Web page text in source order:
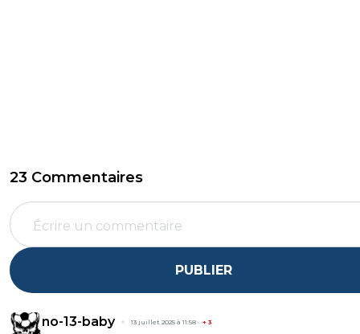
23 Commentaires
PUBLIER
no-13-baby 13 juillet 2025 à 11:58 + 3